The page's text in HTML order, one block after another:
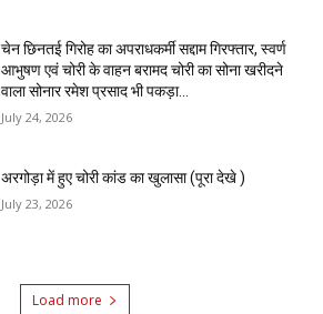
चेन छिनतई गिरोह का अपराधकर्मी सद्दाम गिरफ्तार, स्वर्ण
आभुषण एवं चोरी के वाहन बरामद चोरी का सोना खरीदने
वाला सोनार रमेश प्रसाद भी पकड़ा...
July 24, 2026
अरगोड़ा में हुए चोरी कांड का खुलासा (पूरा देखे )
July 23, 2026
Load more